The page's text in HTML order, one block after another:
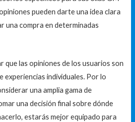
pueden darte una idea clara
una compra en determinadas
que las opiniones de los usuarios son
experiencias individuales. Por lo
una amplia gama de
una decisión final sobre dónde
estarás mejor equipado para